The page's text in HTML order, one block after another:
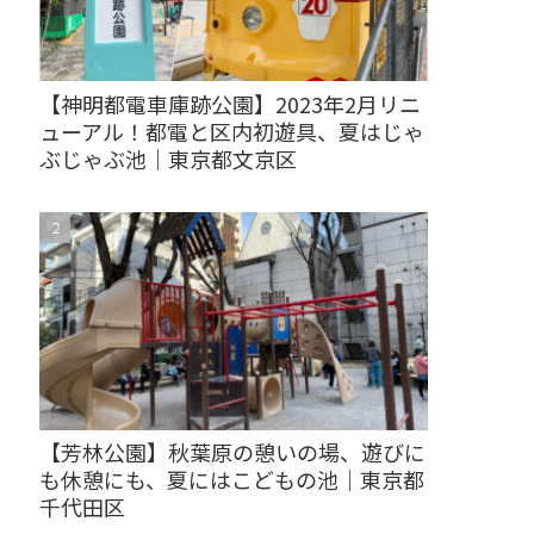
【神明都電車庫跡公園】2023年2月リニ
ューアル！都電と区内初遊具、夏はじゃ
ぶじゃぶ池｜東京都文京区
【芳林公園】秋葉原の憩いの場、遊びに
も休憩にも、夏にはこどもの池｜東京都
千代田区